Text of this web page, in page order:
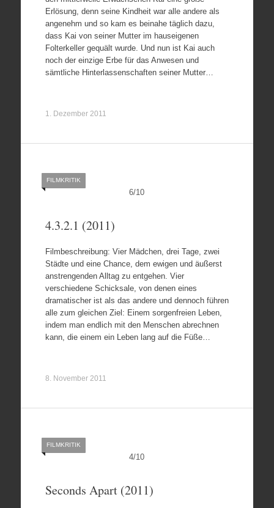
Erlösung, denn seine Kindheit war alle andere als
angenehm und so kam es beinahe täglich dazu,
dass Kai von seiner Mutter im hauseigenen
Folterkeller gequält wurde. Und nun ist Kai auch
noch der einzige Erbe für das Anwesen und
sämtliche Hinterlassenschaften seiner Mutter…
1. Dezember 2011
6/10
FILMKRITIK
4.3.2.1 (2011)
Filmbeschreibung: Vier Mädchen, drei Tage, zwei
Städte und eine Chance, dem ewigen und äußerst
anstrengenden Alltag zu entgehen. Vier
verschiedene Schicksale, von denen eines
dramatischer ist als das andere und dennoch führen
alle zum gleichen Ziel: Einem sorgenfreien Leben,
indem man endlich mit den Menschen abrechnen
kann, die einem ein Leben lang auf die Füße…
8. November 2011
4/10
FILMKRITIK
Seconds Apart (2011)